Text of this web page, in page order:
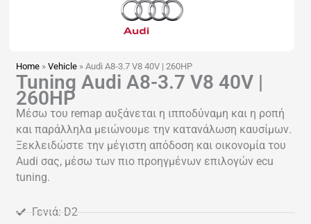
Home »Vehicle »Audi A8-3.7 V8 40V | 260HP
Tuning Audi A8-3.7 V8 40V |
260HP
Μέσω του remap αυξάνεται η ιπποδύναμη και η ροπή
και παράλληλα μειώνουμε την κατανάλωση καυσίμων.
Ξεκλειδώστε την μέγιστη απόδοση και οικονομία του
Audi σας, μέσω των πιο προηγμένων επιλογών ecu
tuning.
Γενιά: D2